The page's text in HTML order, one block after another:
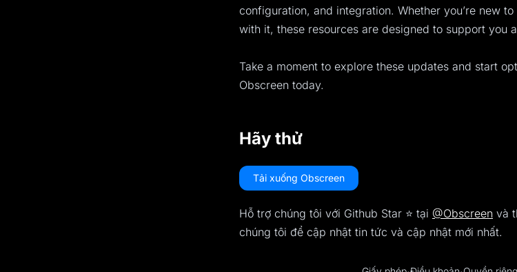
configuration, and integration. Whether you’re new
with it, these resources are designed to support you
Take a moment to explore these updates and start
Obscreen today.
Hãy thử
Tải xuống Obscreen
Hỗ trợ chúng tôi với Github Star ⭐️ tại @Obscreen và
chúng tôi để cập nhật tin tức và cập nhật mới nhất.